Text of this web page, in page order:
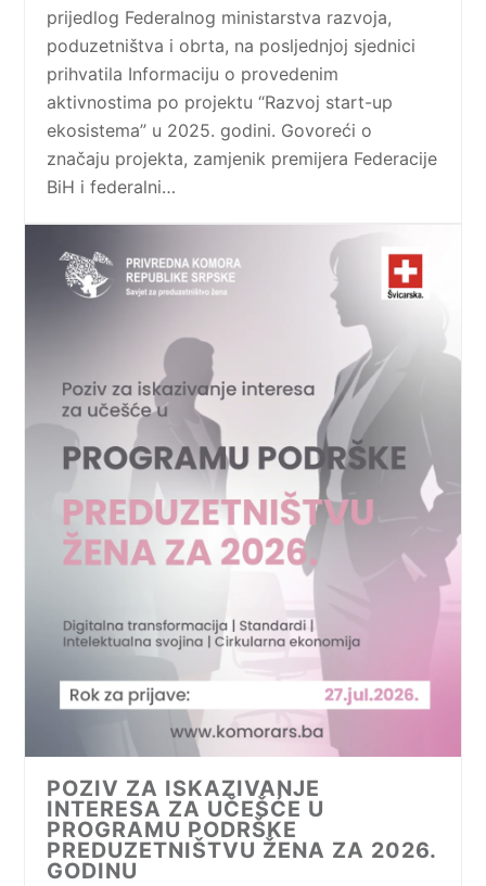
prijedlog Federalnog ministarstva razvoja,
poduzetništva i obrta, na posljednjoj sjednici
prihvatila Informaciju o provedenim
aktivnostima po projektu “Razvoj start-up
ekosistema” u 2025. godini. Govoreći o
značaju projekta, zamjenik premijera Federacije
BiH i federalni…
POZIV ZA ISKAZIVANJE
INTERESA ZA UČEŠĆE U
PROGRAMU PODRŠKE
PREDUZETNIŠTVU ŽENA ZA 2026.
GODINU